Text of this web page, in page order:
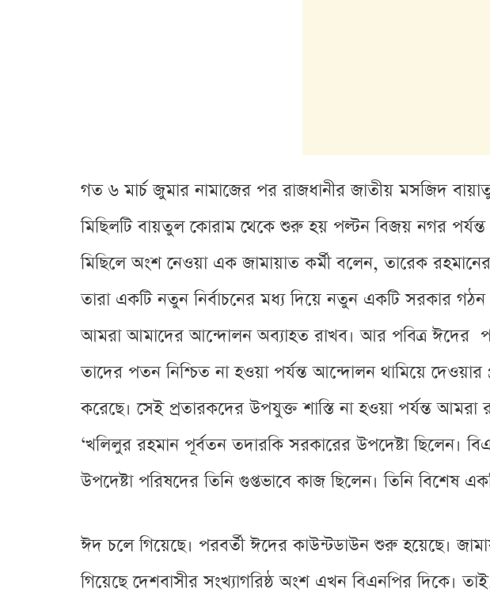
গত ৬ মার্চ জুমার নামাজের পর রাজধানীর জাতীয় মসজিদ
মিছিলটি বায়তুল কোরাম থেকে শুরু হয় পল্টন বিজয় নগর পর্যন্ত
মিছিলে অংশ নেওয়া এক জামায়াত কর্মী বলেন, তারেক
তারা একটি নতুন নির্বাচনের মধ্য দিয়ে নতুন একটি সরকার
আমরা আমাদের আন্দোলন অব্যাহত রাখব। আর পবিত্র ঈদের
তাদের পতন নিশ্চিত না হওয়া পর্যন্ত আন্দোলন থামিয়ে
করেছে। সেই প্রতারকদের উপযুক্ত শাস্তি না হওয়া পর্যন্ত
‘খলিলুর রহমান পূর্বতন তদারকি সরকারের উপদেষ্টা ছিলেন।
উপদেষ্টা পরিষদের তিনি গুপ্তভাবে কাজ ছিলেন। তিনি বিশেষ
ঈদ চলে গিয়েছে। পরবর্তী ঈদের কাউন্টডাউন শুরু হয়েছে।
গিয়েছে দেশবাসীর সংখ্যাগরিষ্ঠ অংশ এখন বিএনপির দিকে।